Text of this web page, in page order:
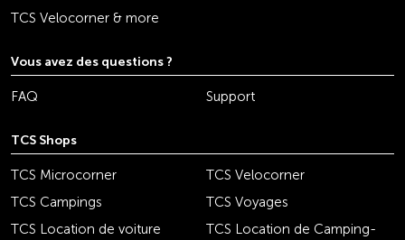
TCS Velocorner & more
Vous avez des questions ?
FAQ Support
TCS Shops
TCS Microcorner
TCS Velocorner
TCS Campings
TCS Voyages
TCS Location de voiture
TCS Location de Camping-